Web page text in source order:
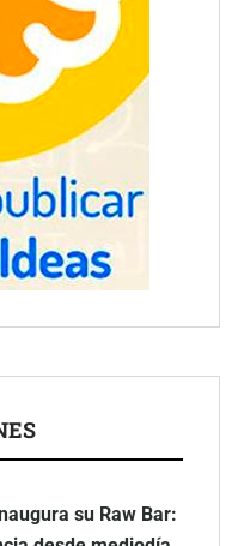
su Raw Bar: